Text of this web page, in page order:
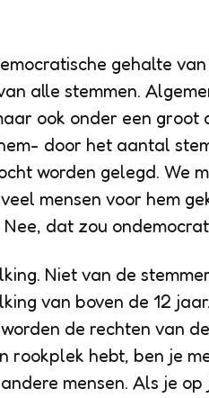
gehalte
alle stemmen.
ook onder een groot
door het aantal
worden gelegd. We
mensen voor hem
dat zou
Niet van de
van boven de 12
de rechten van
rookplek hebt, ben je
mensen. Als je